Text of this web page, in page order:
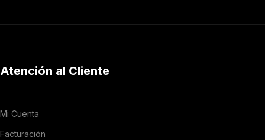
Atención al Cliente
Mi Cuenta
Facturación